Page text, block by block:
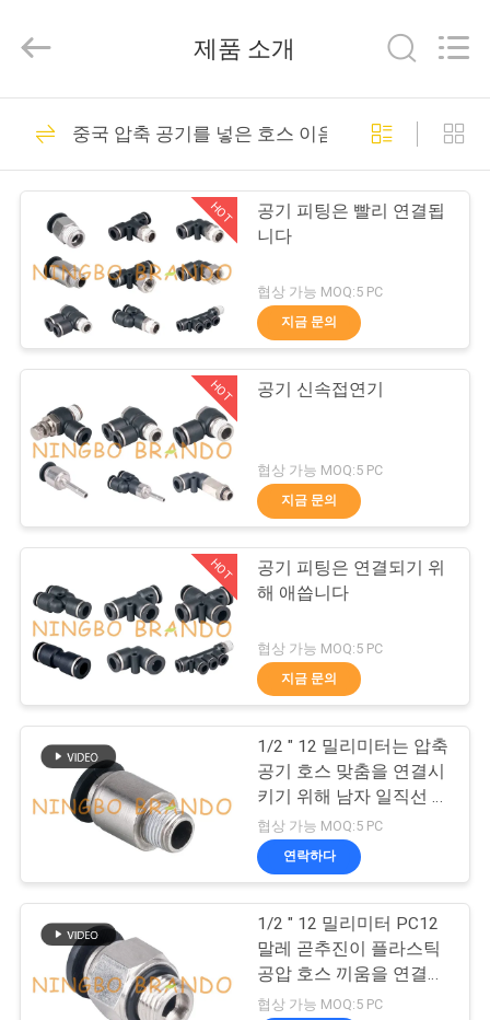
제
리
관
것
투
관
2016
Ningbo
Hardware
All
Reserved.
압축 공기를 넣은 실
린더 벨브
228
압축 공기를 넣은 맥
박 벨브
43
공압 솔레노이드 밸
브
솔레노이드 벨브 코
일
제품 소개
중국 압축 공기를 넣은 호스 이음쇠
HOT
공기 피팅은 빨리 연결됩
니다
협상 가능 MOQ:5 PC
지금 문의
HOT 공기 신속접연기
협상 가능 MOQ:5 PC
지금 문의
HOT
공기 피팅은 연결되기 위
해 애씁니다
협상 가능 MOQ:5 PC
지금 문의
1/2 " 12 밀리미터는 압축
공기 호스 맞춤을 연결시
키기 위해 남자 일직선 추
진을 둥글게 합니다
협상 가능 MOQ:5 PC
연락하다
1/2 " 12 밀리미터 PC12
말레 곧추진이 플라스틱
공압 호스 끼움을 연결시
킵니다
협상 가능 MOQ:5 PC